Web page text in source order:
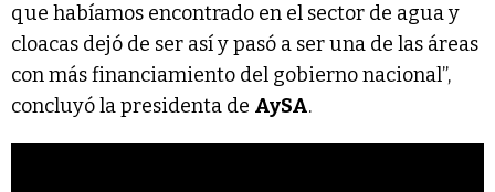
que habíamos encontrado en el sector de agua y
cloacas dejó de ser así y pasó a ser una de las áreas
con más financiamiento del gobierno nacional”,
concluyó la presidenta de AySA.